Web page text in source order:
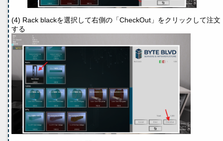
(4) Rack blackを選択して右側の「CheckOut」をクリックして注文
する